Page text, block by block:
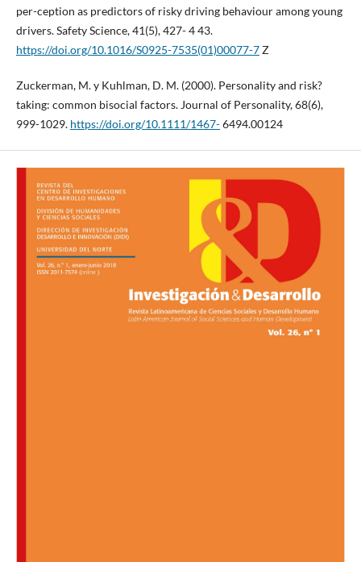
per-ception as predictors of risky driving behaviour among young
drivers. Safety Science, 41(5), 427- 4 43.
https://doi.org/10.1016/S0925-7535(01)00077-7Z
Zuckerman, M. y Kuhlman, D. M. (2000). Personality and risk?
taking: common bisocial factors. Journal of Personality, 68(6),
999-1029. https://doi.org/10.1111/1467-6494.00124